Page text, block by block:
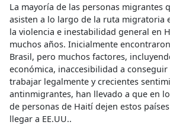
La mayoría de las personas migrantes
asisten a lo largo de la ruta migratoria
la violencia e inestabilidad general en
muchos años. Inicialmente
Brasil, pero muchos factores,
económica, inaccesibilidad a conseguir
trabajar legalmente y crecientes
antinmigrantes, han llevado a que en
de personas de Haití dejen estos
llegar a EE.UU..